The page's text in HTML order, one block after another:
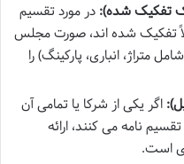
تفکیک شده): در مورد تقسیم
تفکیک شده اند، صورت مجلس
انباری، پارکینگ) را
اگر یکی از شرکا یا تمامی آن
نامه می کنند، ارائه
است.